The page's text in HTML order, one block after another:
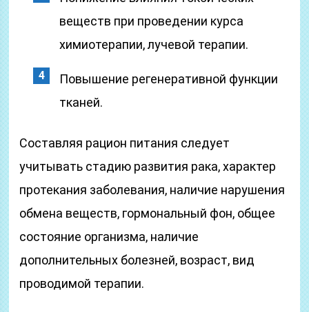
веществ при проведении курса
химиотерапии, лучевой терапии.
Повышение регенеративной функции
тканей.
Составляя рацион питания следует
учитывать стадию развития рака, характер
протекания заболевания, наличие нарушения
обмена веществ, гормональный фон, общее
состояние организма, наличие
дополнительных болезней, возраст, вид
проводимой терапии.